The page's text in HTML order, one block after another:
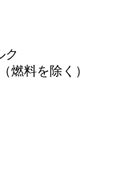
ク
燃料を除く）